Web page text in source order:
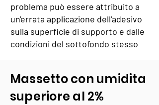
problema può essere attribuito a
un'errata applicazione dell'adesivo
sulla superficie di supporto e dalle
condizioni del sottofondo stesso
Massetto con umidita
superiore al 2%